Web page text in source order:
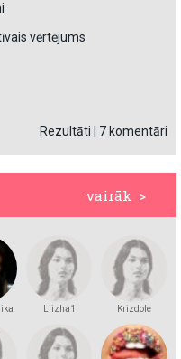
vērtējums
Rezultāti 7 komentāri
vairāk >
Liizha1 Krizdole